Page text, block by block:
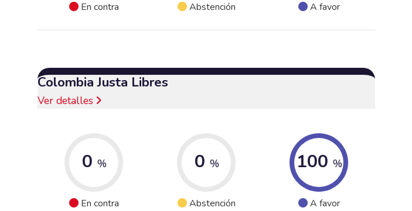
En contra Abstención A favor
Colombia Justa Libres
Ver detalles
0 %
En contra
0 %
Abstención
100 %
A favor